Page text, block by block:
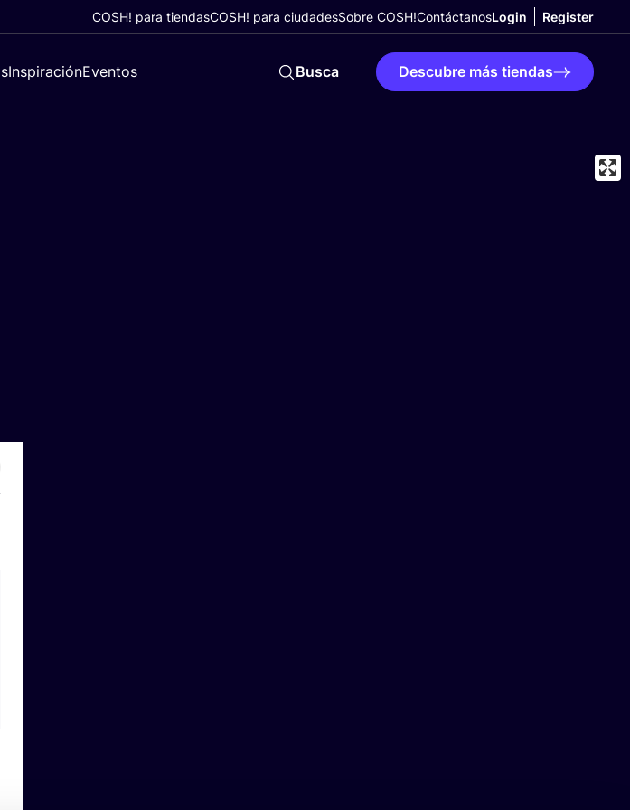
COSH! para tiendasCOSH! para ciudadesSobre COSH!ContáctanosLogin Register
InspiraciónEventos Busca Descubre más tiendas